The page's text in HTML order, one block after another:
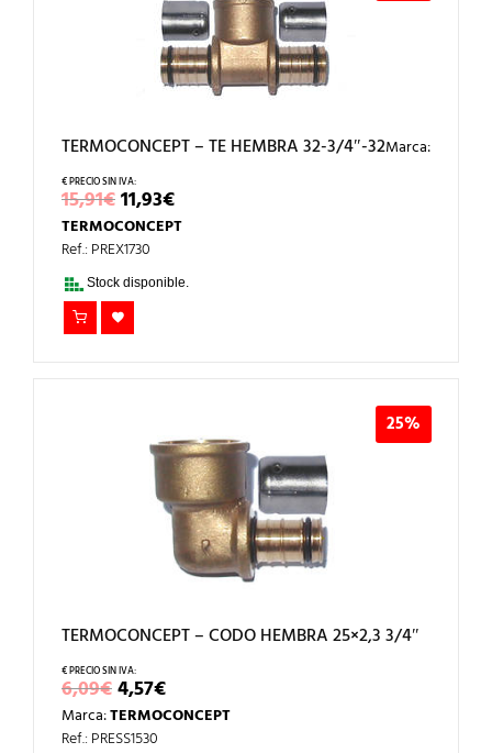
TERMOCONCEPT – TE HEMBRA 32-3/4″-32
15,91€EL
PRECIO
ORIGINAL
ERA:
15,91€.
11,93€EL
PRECIO
ACTUAL
11,93€.
Marca:
TERMOCONCEPT
Ref.: PREX1730
Stock disponible.
25%
TERMOCONCEPT – CODO HEMBRA 25×2,3 3/4″
6,09€EL
PRECIO
ORIGINAL
ERA:
4,57€EL
PRECIO
ACTUAL
Marca:TERMOCONCEPT
Ref.: PRESS1530